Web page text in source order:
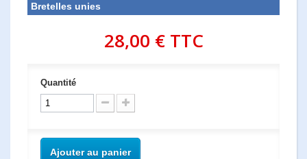
Bretelles unies
28,00 €TTC
Quantité
Ajouter au panier